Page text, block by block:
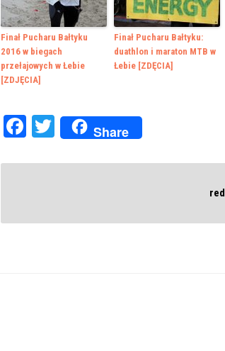
Finał Pucharu Bałtyku
2016 w biegach
przełajowych w Łebie
[ZDJĘCIA]
Finał Pucharu Bałtyku:
duathlon i maraton MTB w
Łebie [ZDĘCIA]
Facebook
Twitter
Share
red